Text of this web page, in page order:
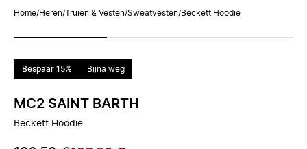
Home/Heren/Truien & Vesten/Sweatvesten/Beckett Hoodie
Bespaar 15% Bijna weg
MC2 SAINT BARTH
Beckett Hoodie